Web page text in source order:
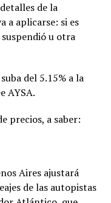
de la
a aplicarse: si es
u otra
del 5.15% a la
AYSA.
precios, a saber:
Aires ajustará
de las autopistas